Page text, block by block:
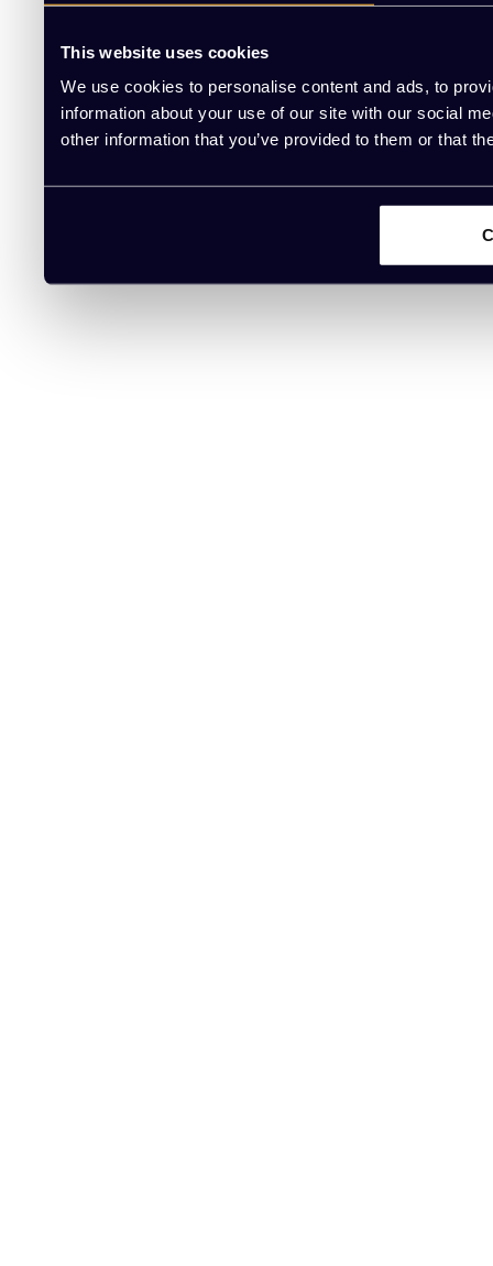
This website uses cookies
We use cookies to personalise content and ads, to
information about your use of our site with our social
other information that you’ve provided to them or that